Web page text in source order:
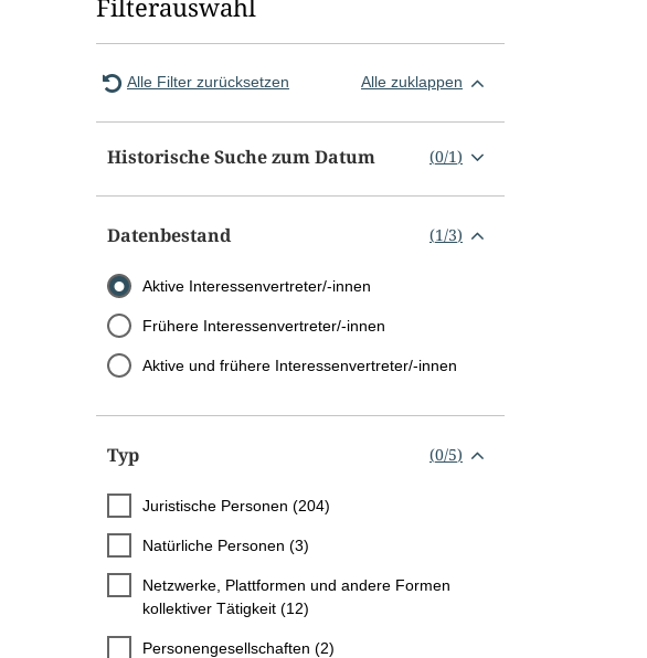
Filterauswahl
Alle Filter zurücksetzen Alle zuklappen
Historische Suche zum Datum (0/1)
Datenbestand (1/3)
Aktive Interessenvertreter/-innen
Frühere Interessenvertreter/-innen
Aktive und frühere Interessenvertreter/-innen
Typ (0/5)
Juristische Personen (204)
Natürliche Personen (3)
Netzwerke, Plattformen und andere Formen
kollektiver Tätigkeit (12)
Personengesellschaften (2)